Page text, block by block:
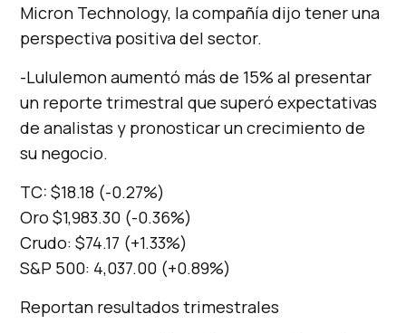
Micron Technology, la compañía dijo tener una
perspectiva positiva del sector.
-Lululemon aumentó más de 15% al presentar
un reporte trimestral que superó expectativas
de analistas y pronosticar un crecimiento de
su negocio.
TC: $18.18 (-0.27%)
Oro $1,983.30 (-0.36%)
Crudo: $74.17 (+1.33%)
S&P 500: 4,037.00 (+0.89%)
Reportan resultados trimestrales